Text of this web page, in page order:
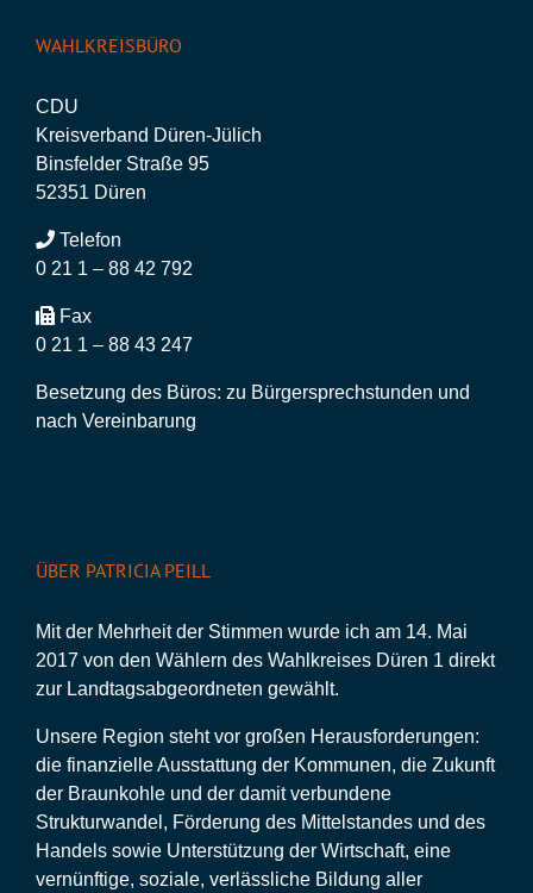
WAHLKREISBÜRO
CDU
Kreisverband Düren-Jülich
Binsfelder Straße 95
52351 Düren
Telefon
0 21 1 – 88 42 792
Fax
0 21 1 – 88 43 247
Besetzung des Büros: zu Bürgersprechstunden und
nach Vereinbarung
ÜBER PATRICIA PEILL
Mit der Mehrheit der Stimmen wurde ich am 14. Mai
2017 von den Wählern des Wahlkreises Düren 1 direkt
zur Landtagsabgeordneten gewählt.
Unsere Region steht vor großen Herausforderungen:
die finanzielle Ausstattung der Kommunen, die Zukunft
der Braunkohle und der damit verbundene
Strukturwandel, Förderung des Mittelstandes und des
Handels sowie Unterstützung der Wirtschaft, eine
vernünftige, soziale, verlässliche Bildung aller